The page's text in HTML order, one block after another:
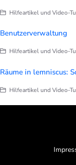
Hilfeartikel und Video-
Benutzerverwaltung
Hilfeartikel und Video-
Räume in lemniscus:
Hilfeartikel und Video-